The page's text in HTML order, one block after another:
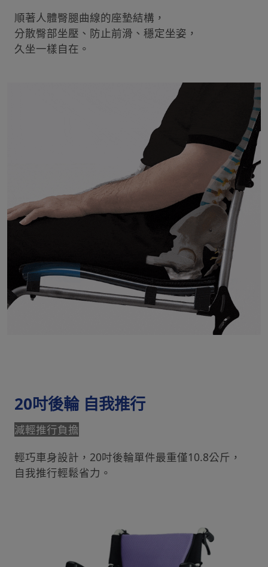
順著人體臀腿曲線的座墊結構，
分散臀部坐壓、防止前滑、穩定坐姿，
久坐一樣自在。
20吋後輪 自我推行
減輕推行負擔
輕巧車身設計，20吋後輪單件最重僅10.8公斤，
自我推行輕鬆省力。